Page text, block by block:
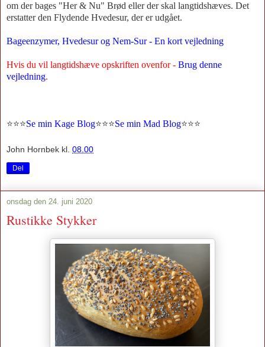
om der bages "Her & Nu" Brød eller der skal langtidshæves. Det
erstatter den Flydende Hvedesur, der er udgået.
Bageenzymer, Hvedesur og Nem-Sur - En kort vejledning
Hvis du vil langtidshæve opskriften ovenfor - Brug denne
vejledning.
⭐⭐⭐Se min Kage Blog⭐⭐⭐Se min Mad Blog⭐⭐⭐
John Hornbek kl. 08.00
Del
onsdag den 24. juni 2020
Rustikke Stykker